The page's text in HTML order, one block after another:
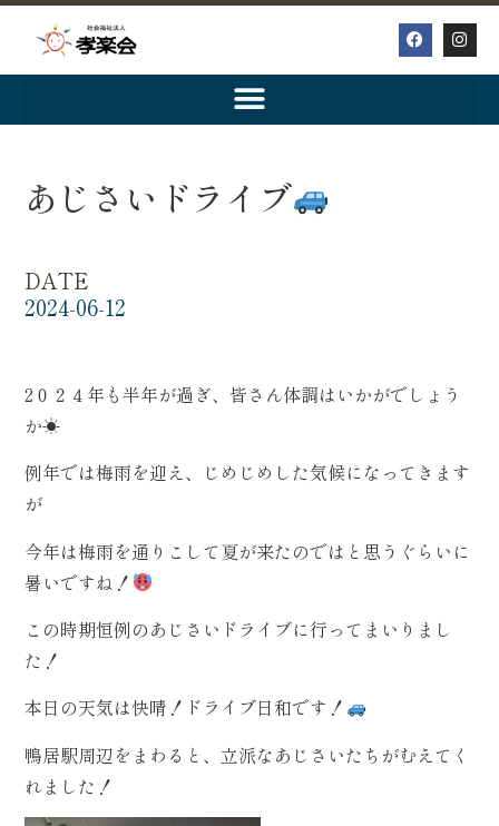
あじさいドライブ
DATE
2024-06-12
2０２４年も半年が過ぎ、皆さん体調はいかがでしょう
か☀
例年では梅雨を迎え、じめじめした気候になってきます
が
今年は梅雨を通りこして夏が来たのではと思うぐらいに
暑いですね！
この時期恒例のあじさいドライブに行ってまいりまし
た！
本日の天気は快晴！ドライブ日和です！
鴨居駅周辺をまわると、立派なあじさいたちがむえてく
れました！